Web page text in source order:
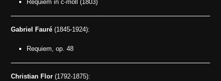
Requiem in c-moll (1803)
Gabriel Fauré (1845-1924):
Requiem, op. 48
Christian Flor (1792-1875):